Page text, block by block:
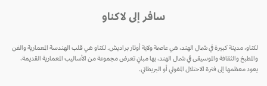
سافر إلى لاكناو
لكناو، مدينة كبيرة في شمال الهند، هي عاصمة ولاية أوتار براديش. لكناو هي قلب الهندسة المعمارية والفن
والمطبخ والثقافة والموسيقى في شمال الهند، بها مبانٍ تعرض مجموعة من الأساليب المعمارية القديمة،
يعود معظمها إلى فترة الاحتلال المغولي أو البريطاني.